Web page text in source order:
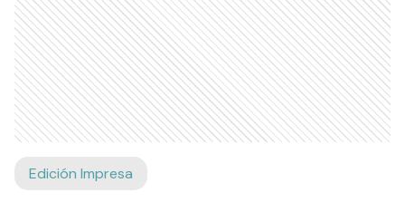
Edición Impresa